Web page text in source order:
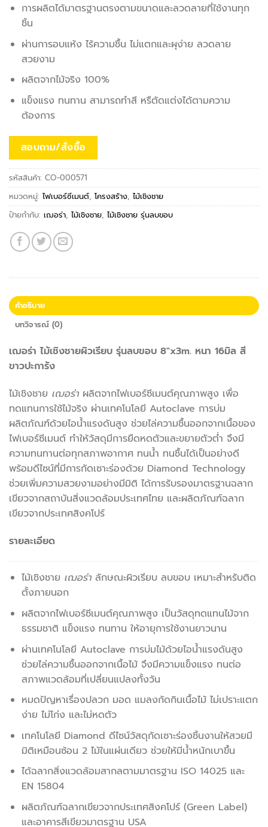
การผลิตได้มาตรฐานตรงตามขนาดและลวดลายที่ใช้งานทุก
ชิ้น
ผ่านการอบแห้ง ไร้ความชื้น ไม่แตกและผุง่าย ลวดลาย
สวยงาม
ผลิตจากไม้จริง 100%
แข็งแรง ทนทาน สามารถทำสี หรืตัดแต่งได้ตามความ
ต้องการ
สอบถาม/สั่งซื้อ
รหัสสินค้า: CO-000571
หมวดหมู่: ไฟเบอร์ซีเมนต์, โครงสร้าง, ไม้เชิงชาย
ป้ายกำกับ: เฌอร่า, ไม้เชิงชาย, ไม้เชิงชาย รุ่นลบขอบ
คำอธิบาย
บทวิจารณ์ (0)
เฌอร่า ไม้เชิงชายผิวเรียบ รุ่นลบขอบ 8″x3m. หนา 16มิล สี
ขาวปะการัง
ไม้เชิงชาย เฌอร่า ผลิตจากไฟเบอร์ซีเมนต์คุณภาพสูง เพื่อ
ทดแทนการใช้ไม้จริง ผ่านเทคโนโลยี Autoclave การบ่ม
ผลิตภัณฑ์ด้วยไอน้ำแรงดันสูง ช่วยไล่ความชื้นออกจากเนื้อของ
ไฟเบอร์ซีเมนต์ ทำให้วัสดุมีการยืดหดตัวและขยายตัวต่ำ จึงมี
ความทนทานต่อทุกสภาพอากาศ ทนน้ำ ทนชื้นได้เป็นอย่างดี
พร้อมดีไซน์ที่มีการกัดเซาะร่องด้วย Diamond Technology
ช่วยเพิ่มความสวยงามอย่างมีมิติ ได้การรับรองมาตรฐานฉลาก
เขียวจากสถาบันสิ่งแวดล้อมประเทศไทย และผลิตภัณฑ์ฉลาก
เขียวจากประเทศสิงคโปร์
รายละเอียด
ไม้เชิงชาย เฌอร่าลักษณะผิวเรียบ ลบขอบ เหมาะสำหรับติด
ตั้งภายนอก
ผลิตจากไฟเบอร์ซีเมนต์คุณภาพสูง เป็นวัสดุทดแทนไม้จาก
ธรรมชาติ แข็งแรง ทนทาน ให้อายุการใช้งานยาวนาน
ผ่านเทคโนโลยี Autoclave การบ่มไม้ด้วยไอน้ำแรงดันสูง
ช่วยไล่ความชื้นออกจากเนื้อไม้ จึงมีความแข็งแรง ทนต่อ
สภาพแวดล้อมที่เปลี่ยนแปลงทั้งวัน
หมดปัญหาเรื่องปลวก มอด แมลงกัดกินเนื้อไม้ ไม่เปราะแตก
ง่าย ไม่โก่ง และไม่หดตัว
เทคโนโลยี Diamond ดีไซน์วัสดุกัดเซาะร่องชิ้นงานให้สวยมี
มิติเหมือนซ้อน 2 ไม้ในแผ่นเดียว ช่วยให้มีน้ำหนักเบาขึ้น
ได้ฉลากสิ่งแวดล้อมสากลตามมาตรฐาน ISO 14025 และ
EN 15804
ผลิตภัณฑ์ฉลากเขียวจากประเทศสิงคโปร์ (Green Label)
และอาคารสีเขียวมาตรฐาน USA